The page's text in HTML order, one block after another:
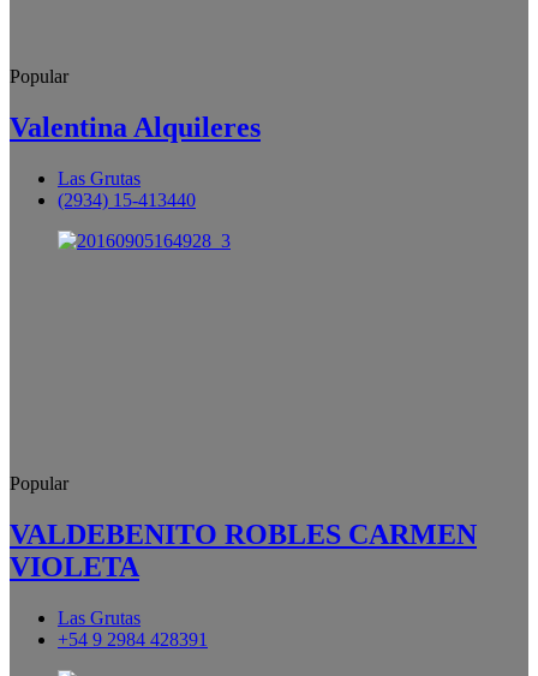
Popular
Valentina Alquileres
Las Grutas
(2934) 15-413440
Popular
VALDEBENITO ROBLES CARMEN
VIOLETA
Las Grutas
+54 9 2984 428391